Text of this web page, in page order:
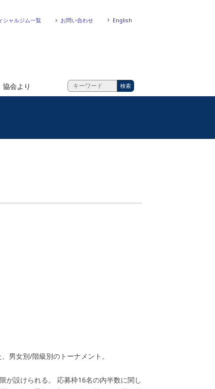
シャルジム一覧 お問い合わせ English
協会より
男女別/階級別のトーナメント。
が設けられる。 応募枠16名の内半数に関し